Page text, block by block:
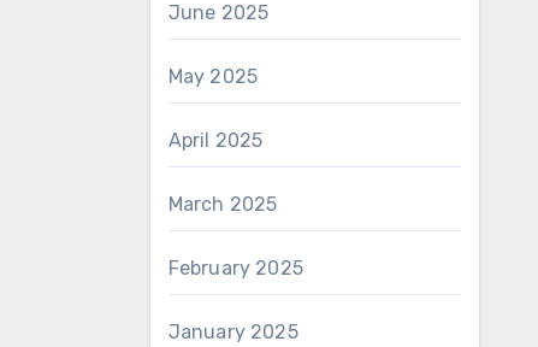
June 2025
May 2025
April 2025
March 2025
February 2025
January 2025